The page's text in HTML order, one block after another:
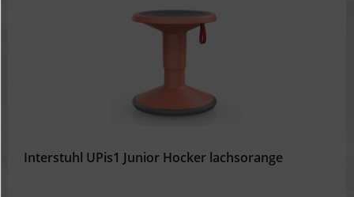
Interstuhl UPis1 Junior Hocker lachsorange